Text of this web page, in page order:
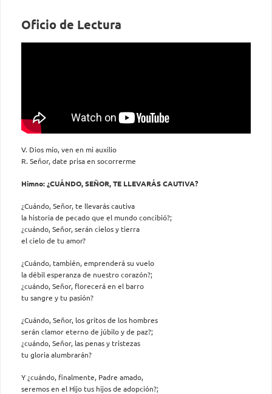
Oficio de Lectura
V. Dios mío, ven en mi auxilio
R. Señor, date prisa en socorrerme
Himno: ¿CUÁNDO, SEÑOR, TE LLEVARÁS CAUTIVA?
¿Cuándo, Señor, te llevarás cautiva
la historia de pecado que el mundo concibió?;
¿cuándo, Señor, serán cielos y tierra
el cielo de tu amor?
¿Cuándo, también, emprenderá su vuelo
la débil esperanza de nuestro corazón?;
¿cuándo, Señor, florecerá en el barro
tu sangre y tu pasión?
¿Cuándo, Señor, los gritos de los hombres
serán clamor eterno de júbilo y de paz?;
¿cuándo, Señor, las penas y tristezas
tu gloria alumbrarán?
Y ¿cuándo, finalmente, Padre amado,
seremos en el Hijo tus hijos de adopción?;